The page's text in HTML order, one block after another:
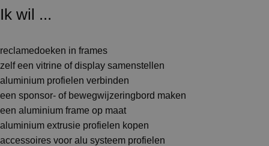
Ik wil ...
reclamedoeken in frames
zelf een vitrine of display samenstellen
aluminium profielen verbinden
een sponsor- of bewegwijzeringbord maken
een aluminium frame op maat
aluminium extrusie profielen kopen
accessoires voor alu systeem profielen